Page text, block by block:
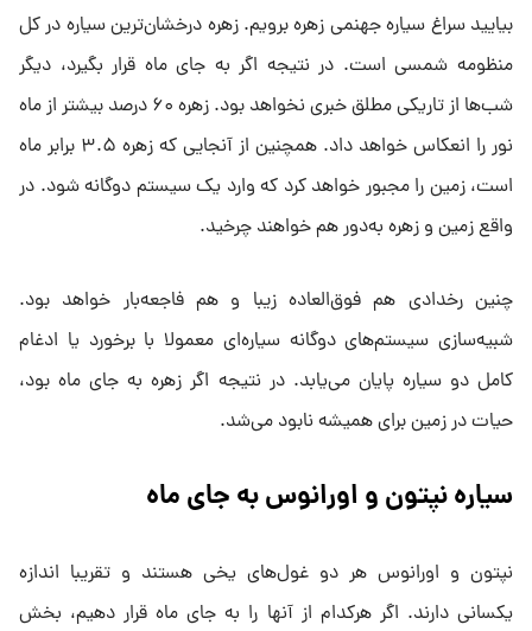
بیایید سراغ سیاره جهنمی زهره برویم. زهره درخشان‌ترین سیاره در کل
منظومه شمسی است. در نتیجه اگر به جای ماه قرار بگیرد، دیگر
شب‌ها از تاریکی مطلق خبری نخواهد بود. زهره ۶۰ درصد بیشتر از ماه
نور را انعکاس خواهد داد. همچنین از آنجایی که زهره ۳.۵ برابر ماه
است، زمین را مجبور خواهد کرد که وارد یک سیستم دوگانه شود. در
واقع زمین و زهره به‌دور هم خواهند چرخید.
چنین رخدادی هم فوق‌العاده زیبا و هم فاجعه‌بار خواهد بود.
شبیه‌سازی سیستم‌های دوگانه سیاره‌ای معمولا با برخورد یا ادغام
کامل دو سیاره پایان می‌یابد. در نتیجه اگر زهره به جای ماه بود،
حیات در زمین برای همیشه نابود می‌شد.
سیاره نپتون و اورانوس به جای ماه
نپتون و اورانوس هر دو غول‌های یخی هستند و تقریبا اندازه
یکسانی دارند. اگر هرکدام از آنها را به جای ماه قرار دهیم، بخش